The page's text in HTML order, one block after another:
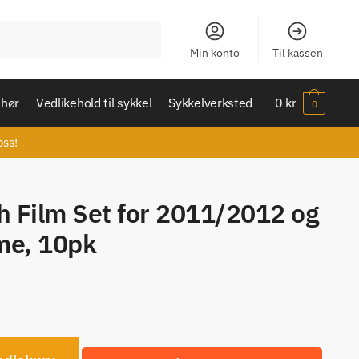
Min konto Til kassen
Vedlikehold til sykkel Sykkelverksted 0 kr 0
Film Set for 2011/2012 og
10pk